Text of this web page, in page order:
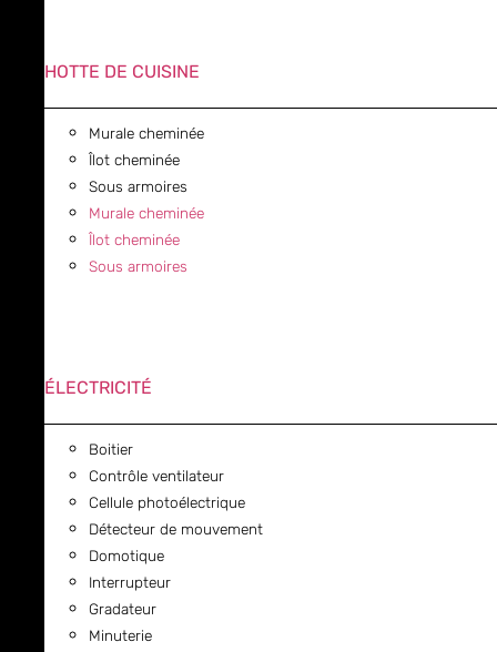
HOTTE DE CUISINE
Murale cheminée
Îlot cheminée
Sous armoires
Murale cheminée
Îlot cheminée
Sous armoires
ÉLECTRICITÉ
Boitier
Contrôle ventilateur
Cellule photoélectrique
Détecteur de mouvement
Domotique
Interrupteur
Gradateur
Minuterie